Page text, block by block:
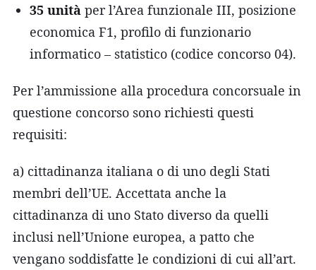
35 unità per l’Area funzionale III, posizione
economica F1, profilo di funzionario
informatico – statistico (codice concorso 04).
Per l’ammissione alla procedura concorsuale in
questione concorso sono richiesti questi
requisiti:
a) cittadinanza italiana o di uno degli Stati
membri dell’UE. Accettata anche la
cittadinanza di uno Stato diverso da quelli
inclusi nell’Unione europea, a patto che
vengano soddisfatte le condizioni di cui all’art.